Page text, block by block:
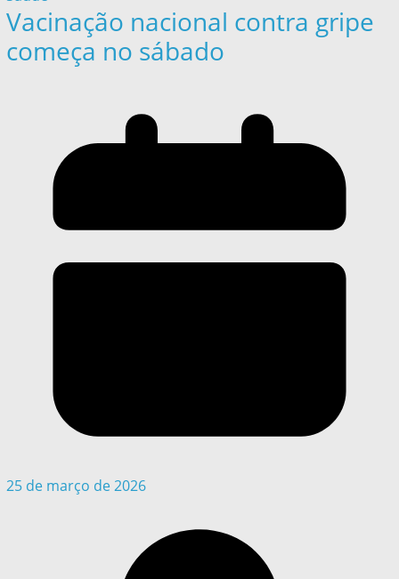
Vacinação nacional contra gripe
começa no sábado
25 de março de 2026